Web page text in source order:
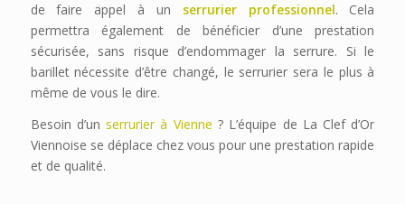
de faire appel à un serrurier professionnel. Cela
permettra également de bénéficier d’une prestation
sécurisée, sans risque d’endommager la serrure. Si le
barillet nécessite d’être changé, le serrurier sera le plus à
même de vous le dire.
Besoin d’unserrurier à Vienne ? L’équipe de La Clef d’Or
Viennoise se déplace chez vous pour une prestation rapide
et de qualité.